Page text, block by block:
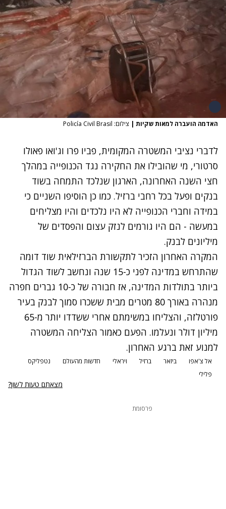
האדמה הועברה למאות שקיות | צילום: Policía Civil Brasil
לדברי נציבי המשטרה המקומית, פביו פרו וג'ואו פאולו
סרטורי, מי שהובילו את החקירה נגד הכנופייה במהלך
חצי השנה האחרונה, הארגון שנלכד התמחה בשוד
בנקים ופעל בכל רחבי ברזיל. כמו כן הוסיפו השניים כי
במידה וחברי הכנופייה לא היו נלכדים והיו מצליחים
במעשה - הם היו גורמים לנזק עצום והפסדים של
מיליונים לבנק.
המקרה האחרון הזכיר לתקשורת הברזילאית שוד דומה
שהתרחש במדינה לפני כ-15 שנה ונחשב לשוד הגדול
ביותר בתולדות המדינה, אז חבורה של כ-10 גברים חפרה
מנהרה באורך 80 מטרים מבית ששכרו סמוך לבנק בעיר
פורטלזה, והצליחו במשימתם אחרי ששדדו יותר מ-65
מיליון דולר ונעלמו. הפעם כאמור הצליחה המשטרה
למנוע זאת ברגע האחרון.
נתקלנו בבעיה
אל צ'אפו ביזאר ברזיל ויראלי חדשות מהעולם
נטפליקס
פלילי
מצאתם טעות לשון?
פרסומת